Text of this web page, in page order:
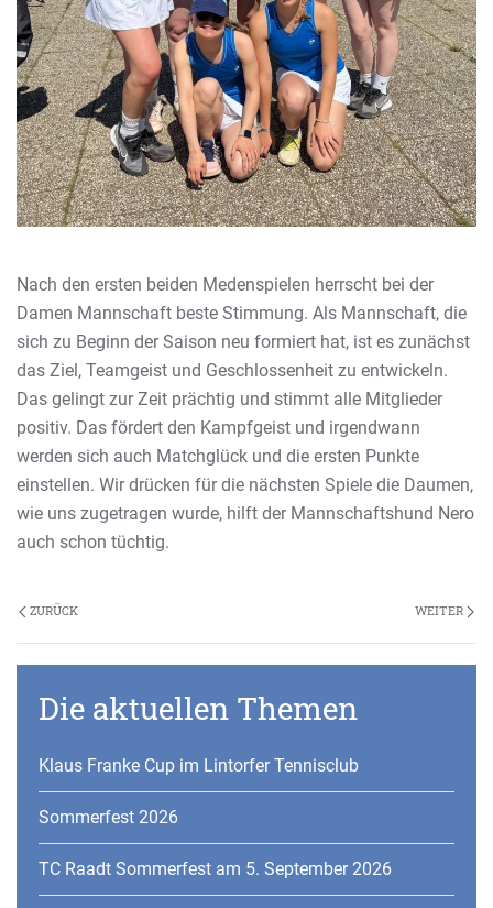
Nach den ersten beiden Medenspielen herrscht bei der
Damen Mannschaft beste Stimmung. Als Mannschaft, die
sich zu Beginn der Saison neu formiert hat, ist es zunächst
das Ziel, Teamgeist und Geschlossenheit zu entwickeln.
Das gelingt zur Zeit prächtig und stimmt alle Mitglieder
positiv. Das fördert den Kampfgeist und irgendwann
werden sich auch Matchglück und die ersten Punkte
einstellen. Wir drücken für die nächsten Spiele die Daumen,
wie uns zugetragen wurde, hilft der Mannschaftshund Nero
auch schon tüchtig.
ZURÜCK WEITER
Die aktuellen Themen
Klaus Franke Cup im Lintorfer Tennisclub
Sommerfest 2026
TC Raadt Sommerfest am 5. September 2026